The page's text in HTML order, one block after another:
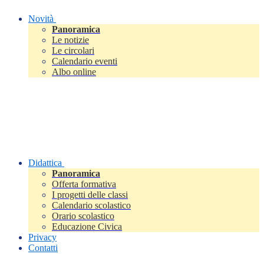
Novità
Panoramica
Le notizie
Le circolari
Calendario eventi
Albo online
Didattica
Panoramica
Offerta formativa
I progetti delle classi
Calendario scolastico
Orario scolastico
Educazione Civica
Privacy
Contatti